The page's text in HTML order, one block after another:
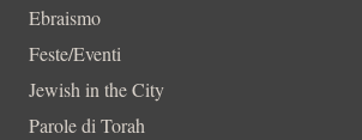
Ebraismo
Feste/Eventi
Jewish in the City
Parole di Torah